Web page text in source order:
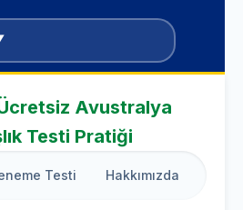
Avustralya
Testi Pratiği
Testi Hakkımızda